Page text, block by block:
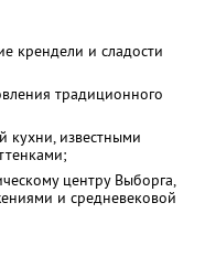
крендели и сладости
традиционного
кухни, известными
центру Выборга,
и средневековой